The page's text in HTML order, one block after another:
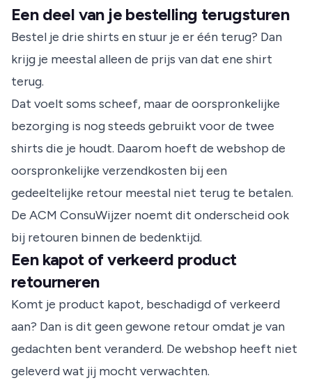
Een deel van je bestelling terugsturen
Bestel je drie shirts en stuur je er één terug? Dan
krijg je meestal alleen de prijs van dat ene shirt
terug.
Dat voelt soms scheef, maar de oorspronkelijke
bezorging is nog steeds gebruikt voor de twee
shirts die je houdt. Daarom hoeft de webshop de
oorspronkelijke verzendkosten bij een
gedeeltelijke retour meestal niet terug te betalen.
De ACM ConsuWijzer noemt dit onderscheid ook
bij retouren binnen de bedenktijd.
Een kapot of verkeerd product
retourneren
Komt je product kapot, beschadigd of verkeerd
aan? Dan is dit geen gewone retour omdat je van
gedachten bent veranderd. De webshop heeft niet
geleverd wat jij mocht verwachten.